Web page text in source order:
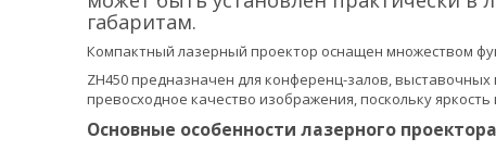
габаритам.
Компактный лазерный проектор оснащен множеством
ZH450 предназначен для конференц-залов,
превосходное качество изображения, поскольку
Основные особенности лазерного